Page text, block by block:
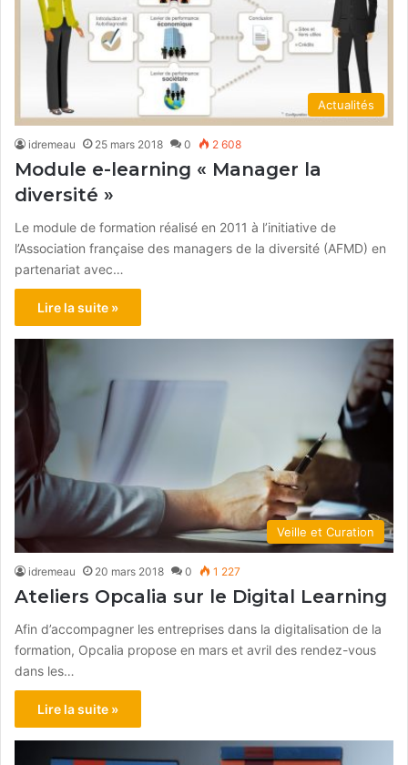
Actualités
idremeau 25 mars 2018 0 2 608
Module e-learning « Manager la
diversité »
Le module de formation réalisé en 2011 à l’initiative de
l’Association française des managers de la diversité (AFMD) en
partenariat avec…
Lire la suite »
Veille et Curation
idremeau 20 mars 2018 0 1 227
Ateliers Opcalia sur le Digital Learning
Afin d’accompagner les entreprises dans la digitalisation de la
formation, Opcalia propose en mars et avril des rendez-vous
dans les…
Lire la suite »